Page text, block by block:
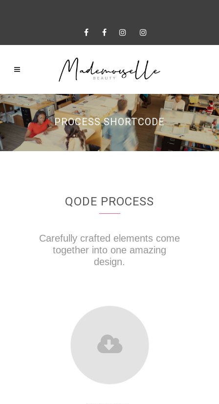
PROCESS SHORTCODE
QODE PROCESS
Carefully crafted elements come
together into one amazing
design.